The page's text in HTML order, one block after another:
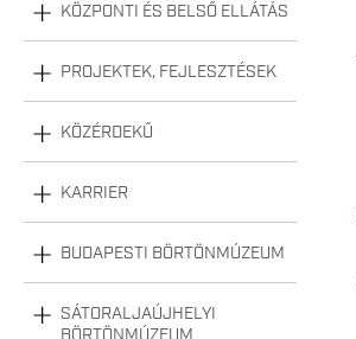
KÖZPONTI ÉS BELSŐ ELLÁTÁS
PROJEKTEK, FEJLESZTÉSEK
KÖZÉRDEKŰ
KARRIER
BUDAPESTI BÖRTÖNMÚZEUM
SÁTORALJAÚJHELYI